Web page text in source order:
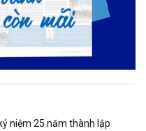
niệm 25 năm thành lập